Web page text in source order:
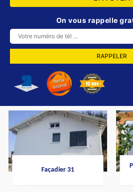
On vous rappelle
Façadier 31